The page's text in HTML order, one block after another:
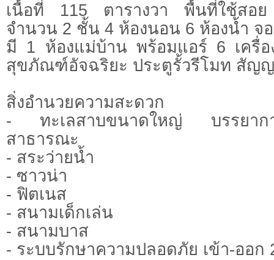
เนื้อที่ 115 ตารางวา พื้นที่ใช้สอย
จำนวน 2 ชั้น 4 ห้องนอน 6 ห้องน้ำ จ
มี 1 ห้องแม่บ้าน พร้อมแอร์ 6 เครื่อ
สุขภัณฑ์อัจฉริยะ ประตูรั้วรีโมท สัญ
สิ่งอำนวยความสะดวก
- ทะเลสาบขนาดใหญ่ บรรยากา
สาธารณะ
- สระว่ายน้ำ
- ซาวน่า
- ฟิตเนส
- สนามเด็กเล่น
- สนามบาส
- ระบบรักษาความปลอดภัย เข้า-ออก